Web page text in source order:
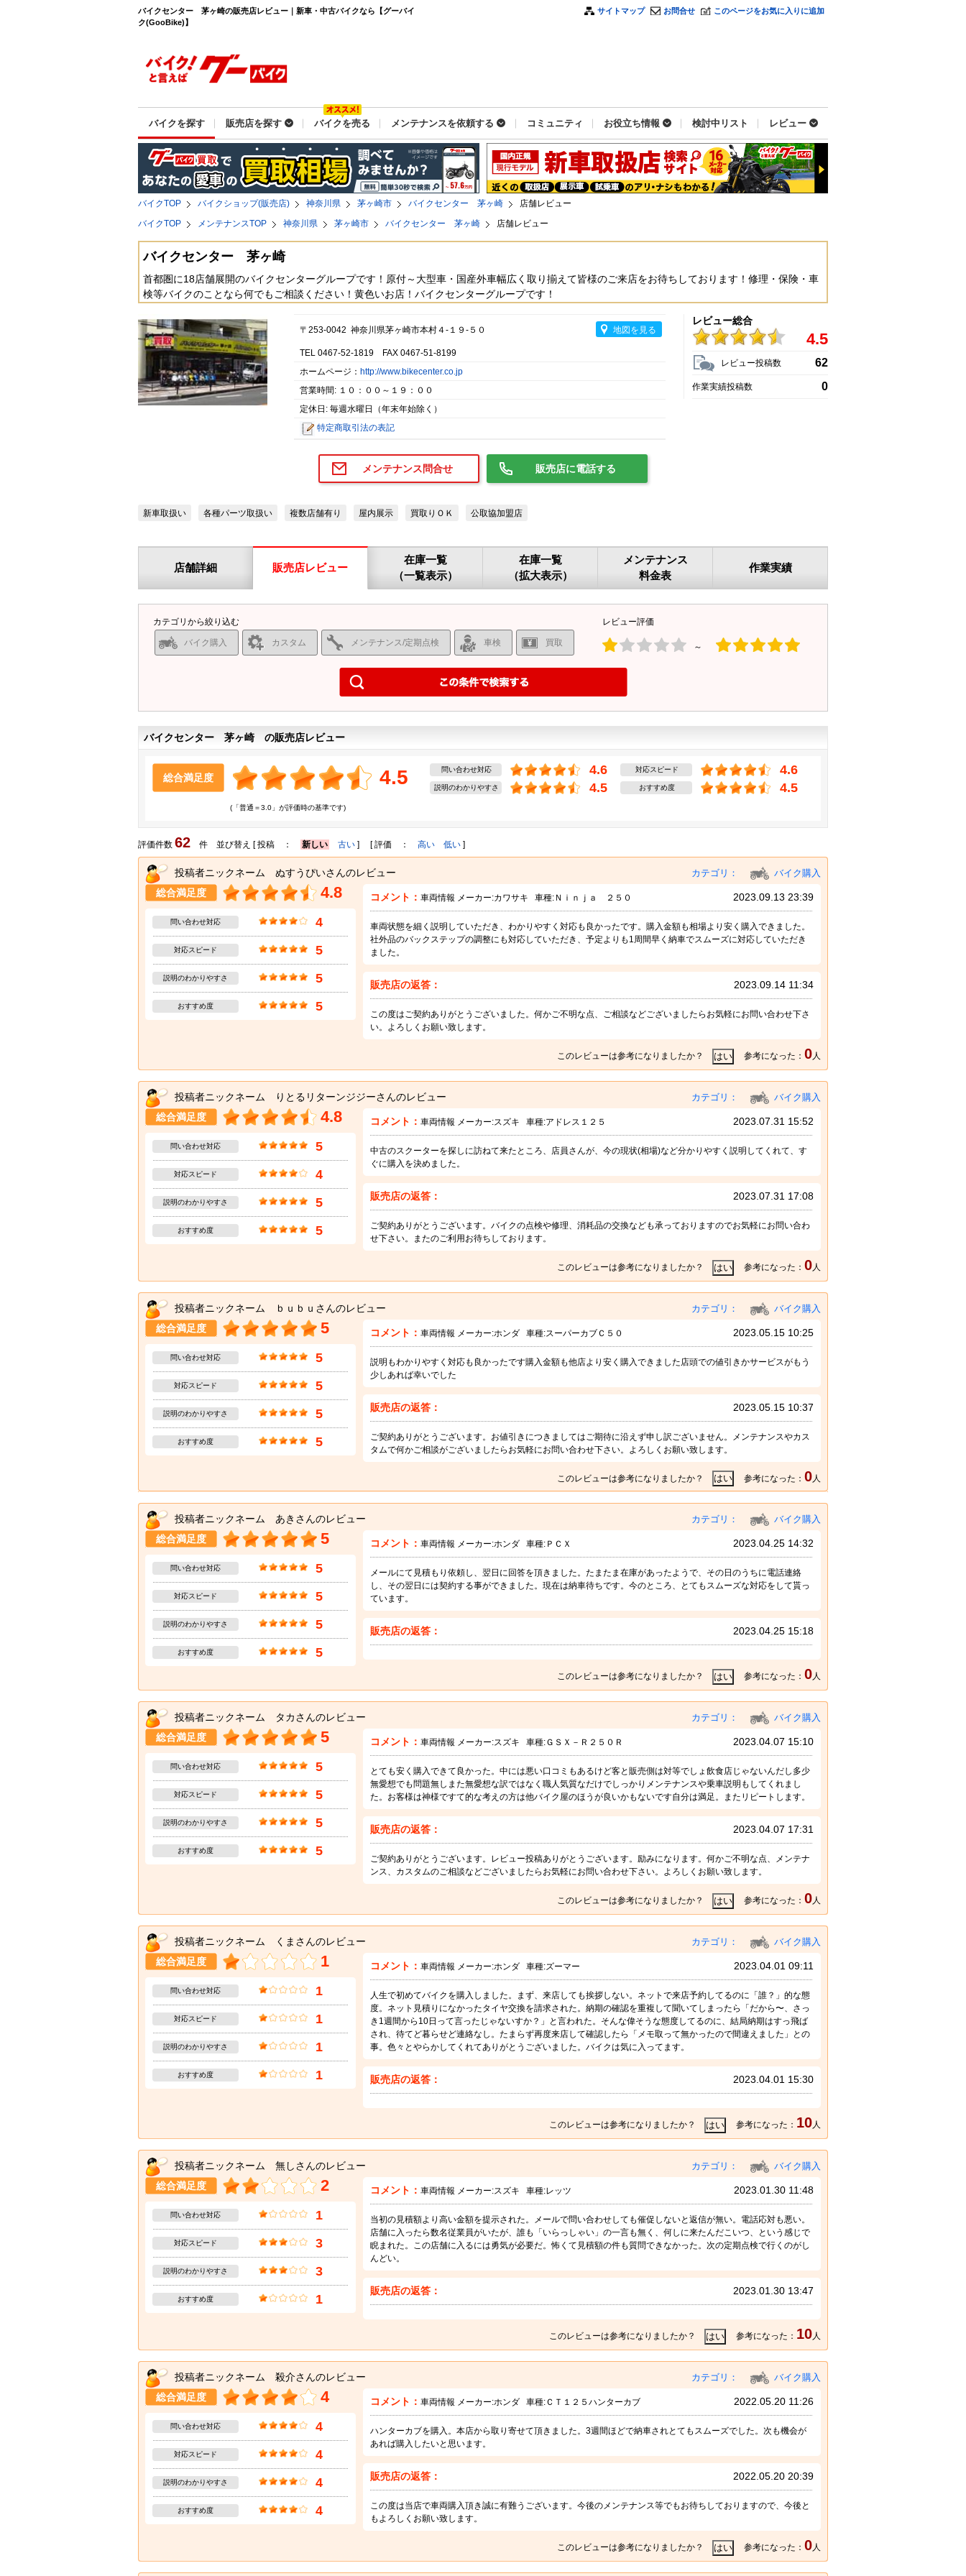
バイクセンター 茅ヶ崎の販売店レビュー｜新車・中古バイクなら【グーバイ
ク(GooBike)】
サイトマップ お問合せ このページをお気に入りに追加
バイクを探す 販売店を探す バイクを売る メンテナンスを依頼する コミュニティ お役立ち情報 検討中リスト レビュー
バイクTOP バイクショップ(販売店) 神奈川県 茅ヶ崎市 バイクセンター 茅ヶ崎
店舗レビュー
バイクTOP
メンテナンスTOP 神奈川県 茅ヶ崎市 バイクセンター 茅ヶ崎 店舗レビュー
バイクセンター 茅ヶ崎
首都圏に18店舗展開のバイクセンターグループです！原付～大型車・国産外車幅広く取り揃えて皆様のご来店をお待ちしております！修理・保険・車
検等バイクのことなら何でもご相談ください！黄色いお店！バイクセンターグループです！
〒253-0042 神奈川県茅ヶ崎市本村４-１９-５０ 地図を見る
TEL 0467-52-1819 FAX 0467-51-8199
ホームページ： http://www.bikecenter.co.jp
営業時間: １０：００～１９：００
定休日: 毎週水曜日（年末年始除く）
特定商取引法の表記
レビュー総合
4.5
レビュー投稿数 62
作業実績投稿数 0
メンテナンス問合せ 販売店に電話する
新車取扱い 各種パーツ取扱い 複数店舗有り 屋内展示 買取りＯＫ 公取協加盟店
店舗詳細 販売店レビュー
在庫一覧
（一覧表示）
在庫一覧
（拡大表示）
メンテナンス
料金表
作業実績
カテゴリから絞り込む
バイク購入 カスタム メンテナンス/定期点検 車検 買取
レビュー評価
～
バイクセンター 茅ヶ崎 の販売店レビュー
総合満足度 4.5
(「普通＝3.0」が評価時の基準です)
問い合わせ対応 4.6 対応スピード 4.6
説明のわかりやすさ 4.5 おすすめ度 4.5
評価件数 62 件 並び替え [ 投稿 ： 新しい 古い ] [ 評価 ： 高い 低い ]
投稿者ニックネーム ぬすうぴいさんのレビュー カテゴリ： バイク購入
総合満足度 4.8
問い合わせ対応 4
対応スピード 5
説明のわかりやすさ 5
おすすめ度 5
コメント： 車両情報 メーカー:カワサキ 車種: Ｎｉｎｊａ ２５０ 2023.09.13 23:39
車両状態を細く説明していただき、わかりやすく対応も良かったです。購入金額も相場より安く購入できました。
社外品のバックステップの調整にも対応していただき、予定よりも1周間早く納車でスムーズに対応していただき
ました。
販売店の返答： 2023.09.14 11:34
この度はご契約ありがとうございました。何かご不明な点、ご相談などございましたらお気軽にお問い合わせ下さ
い。よろしくお願い致します。
このレビューは参考になりましたか？ 参考になった： 0人
投稿者ニックネーム りとるリターンジジーさんのレビュー カテゴリ： バイク購入
総合満足度 4.8
問い合わせ対応 5
対応スピード 4
説明のわかりやすさ 5
おすすめ度 5
コメント： 車両情報 メーカー:スズキ 車種:アドレス１２５ 2023.07.31 15:52
中古のスクーターを探しに訪ねて来たところ、店員さんが、今の現状(相場)など分かりやすく説明してくれて、す
ぐに購入を決めました。
販売店の返答： 2023.07.31 17:08
ご契約ありがとうございます。バイクの点検や修理、消耗品の交換なども承っておりますのでお気軽にお問い合わ
せ下さい。またのご利用お待ちしております。
このレビューは参考になりましたか？ 参考になった： 0人
投稿者ニックネーム ｂｕｂｕさんのレビュー カテゴリ： バイク購入
総合満足度 5
問い合わせ対応 5
対応スピード 5
説明のわかりやすさ 5
おすすめ度 5
コメント： 車両情報 メーカー:ホンダ 車種:スーパーカブＣ５０ 2023.05.15 10:25
説明もわかりやすく対応も良かったです購入金額も他店より安く購入できました店頭での値引きかサービスがもう
少しあれば幸いでした
販売店の返答： 2023.05.15 10:37
ご契約ありがとうございます。お値引きにつきましてはご期待に沿えず申し訳ございません。メンテナンスやカス
タムで何かご相談がございましたらお気軽にお問い合わせ下さい。よろしくお願い致します。
このレビューは参考になりましたか？ 参考になった： 0 人
投稿者ニックネーム あきさんのレビュー カテゴリ： バイク購入
総合満足度 5
問い合わせ対応 5
対応スピード 5
説明のわかりやすさ 5
おすすめ度 5
コメント： 車両情報 メーカー:ホンダ 車種: ＰＣＸ 2023.04.25 14:32
メールにて見積もり依頼し、翌日に回答を頂きました。たまたま在庫があったようで、その日のうちに電話連絡
し、その翌日には契約する事ができました。現在は納車待ちです。今のところ、とてもスムーズな対応をして貰っ
ています。
販売店の返答： 2023.04.25 15:18
このレビューは参考になりましたか？ 参考になった： 0人
投稿者ニックネーム タカさんのレビュー カテゴリ： バイク購入
総合満足度 5
問い合わせ対応 5
対応スピード 5
説明のわかりやすさ 5
おすすめ度 5
コメント： 車両情報 メーカー:スズキ 車種:ＧＳＸ－Ｒ２５０Ｒ 2023.04.07 15:10
とても安く購入できて良かった。中には悪い口コミもあるけど客と販売側は対等でしょ飲食店じゃないんだし多少
無愛想でも問題無しまた無愛想な訳ではなく職人気質なだけでしっかりメンテナンスや乗車説明もしてくれまし
た。お客様は神様ですて的な考えの方は他バイク屋のほうが良いかもないです自分は満足。またリピートします。
販売店の返答： 2023.04.07 17:31
ご契約ありがとうございます。レビュー投稿ありがとうございます。励みになります。何かご不明な点、メンテナ
ンス、カスタムのご相談などございましたらお気軽にお問い合わせ下さい。よろしくお願い致します。
このレビューは参考になりましたか？ 参考になった： 0人
投稿者ニックネーム くまさんのレビュー カテゴリ： バイク購入
総合満足度 1
問い合わせ対応 1
対応スピード 1
説明のわかりやすさ 1
おすすめ度 1
コメント： 車両情報 メーカー:ホンダ 車種:ズーマー 2023.04.01 09:11
人生で初めてバイクを購入しました。まず、来店しても挨拶しない。ネットで来店予約してるのに「誰？」的な態
度。ネット見積りになかったタイヤ交換を請求された。納期の確認を重複して聞いてしまったら「だから〜、さっ
き1週間から10日って言ったじゃないすか？」と言われた。そんな偉そうな態度してるのに、結局納期はすっ飛ば
され、待てど暮らせど連絡なし。たまらず再度来店して確認したら「メモ取って無かったので間違えました」との
事。色々とやらかしてくれてありがとうございました。バイクは気に入ってます。
販売店の返答： 2023.04.01 15:30
このレビューは参考になりましたか？ 参考になった： 10人
投稿者ニックネーム 無しさんのレビュー カテゴリ： バイク購入
総合満足度 2
問い合わせ対応 1
対応スピード 3
説明のわかりやすさ 3
おすすめ度 1
コメント： 車両情報 メーカー:スズキ 車種:レッツ 2023.01.30 11:48
当初の見積額より高い金額を提示された。メールで問い合わせしても催促しないと返信が無い。電話応対も悪い。
店舗に入ったら数名従業員がいたが、誰も「いらっしゃい」の一言も無く、何しに来たんだこいつ、という感じで
睨まれた。この店舗に入るには勇気が必要だ。怖くて見積額の件も質問できなかった。次の定期点検で行くのがし
んどい。
販売店の返答： 2023.01.30 13:47
このレビューは参考になりましたか？ 参考になった： 10人
投稿者ニックネーム 殺介さんのレビュー カテゴリ： バイク購入
総合満足度 4
問い合わせ対応 4
対応スピード 4
説明のわかりやすさ 4
おすすめ度 4
コメント： 車両情報 メーカー:ホンダ 車種:ＣＴ１２５ハンターカブ 2022.05.20 11:26
ハンターカブを購入。本店から取り寄せて頂きました。3週間ほどで納車されとてもスムーズでした。次も機会が
あれば購入したいと思います。
販売店の返答： 2022.05.20 20:39
この度は当店で車両購入頂き誠に有難うございます。今後のメンテナンス等でもお待ちしておりますので、今後と
もよろしくお願い致します。
このレビューは参考になりましたか？ 参考になった： 0 人